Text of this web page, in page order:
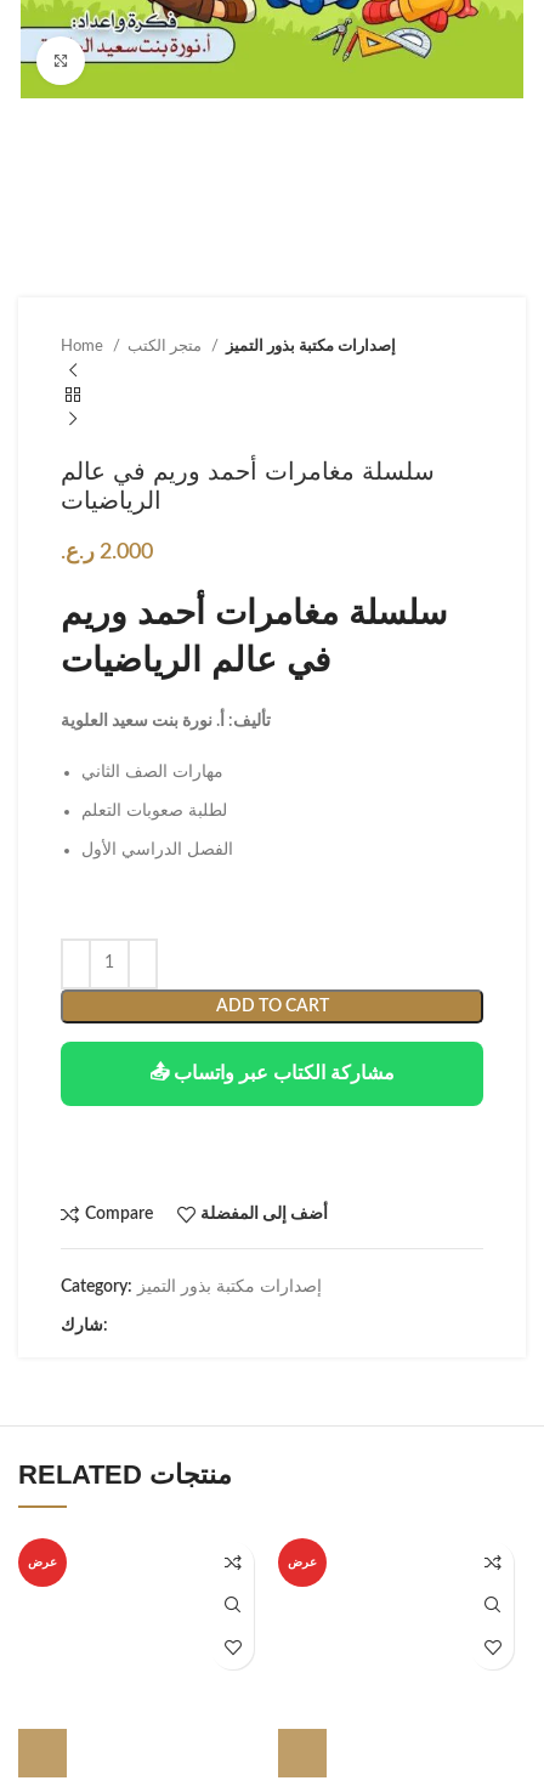
Click to enlarge
Home إصدارات مكتبة بذور التميز
سلسلة مغامرات أحمد وريم في عالم
الرياضيات
2.000 ر.ع.
سلسلة مغامرات أحمد وريم
في عالم الرياضيات
تأليف: أ. نورة بنت سعيد العلوية
مهارات الصف الثاني
لطلبة صعوبات التعلم
الفصل الدراسي الأول
ADD TO CART
📤 مشاركة الكتاب عبر واتساب
Compare أضف إلى المفضلة
Category: إصدارات مكتبة بذور التميز
شارك:
RELATED منتجات
عرض عرض